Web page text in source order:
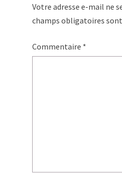
Votre adresse e-mail ne
champs obligatoires sont
Commentaire *